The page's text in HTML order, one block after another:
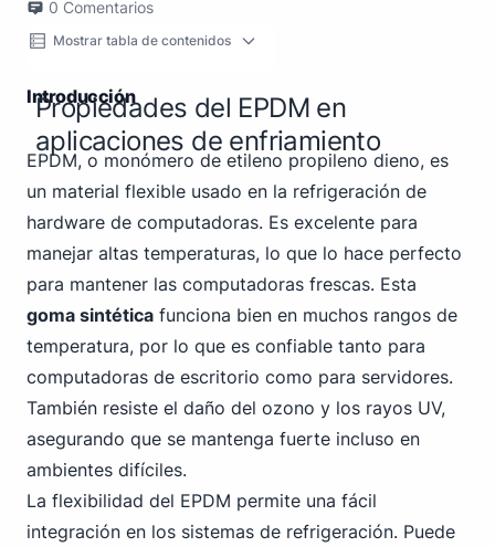
0 Comentarios
Mostrar tabla de contenidos
Introducción
Propiedades del EPDM en
aplicaciones de enfriamiento
EPDM, o monómero de etileno propileno dieno, es
un material flexible usado en la refrigeración de
hardware de computadoras. Es excelente para
manejar altas temperaturas, lo que lo hace perfecto
para mantener las computadoras frescas. Esta
goma sintética funciona bien en muchos rangos de
temperatura, por lo que es confiable tanto para
computadoras de escritorio como para servidores.
También resiste el daño del ozono y los rayos UV,
asegurando que se mantenga fuerte incluso en
ambientes difíciles.
La flexibilidad del EPDM permite una fácil
integración en los sistemas de refrigeración. Puede